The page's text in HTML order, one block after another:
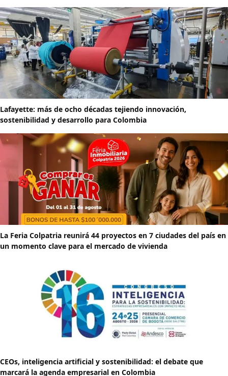
Lafayette: más de ocho décadas tejiendo innovación,
sostenibilidad y desarrollo para Colombia
La Feria Colpatria reunirá 44 proyectos en 7 ciudades del país en
un momento clave para el mercado de vivienda
CEOs, inteligencia artificial y sostenibilidad: el debate que
marcará la agenda empresarial en Colombia